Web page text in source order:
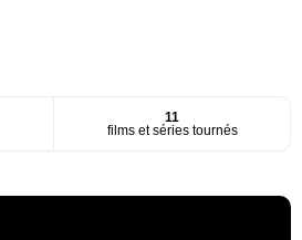
11
films et séries tournés